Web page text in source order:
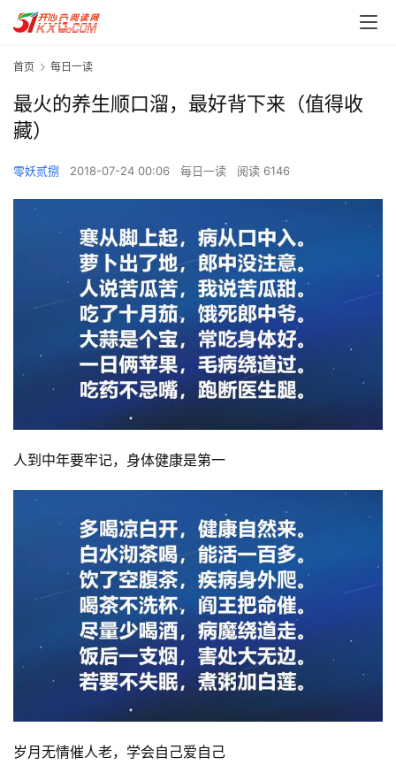
首页 每日一读
最火的养生顺口溜，最好背下来（值得收
藏）
零妖贰捌 2018-07-24 00:06 每日一读 阅读 6146
人到中年要牢记，身体健康是第一
岁月无情催人老，学会自己爱自己